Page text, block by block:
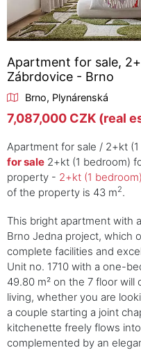
Apartment for sale,
Zábrdovice - Brno
Brno, Plynárenská
7,087,000 CZK (real
Apartment for sale / 2+kt
for sale 2+kt (1 bedroom)
property - 2+kt (1 bedroom)
of the property is 43 m2.
This bright apartment with
Brno Jedna project, which
complete facilities and
Unit no. 1710 with a one-
49.80 m² on the 7 floor
living, whether you are
a couple starting a joint
kitchenette freely flows
complemented by an